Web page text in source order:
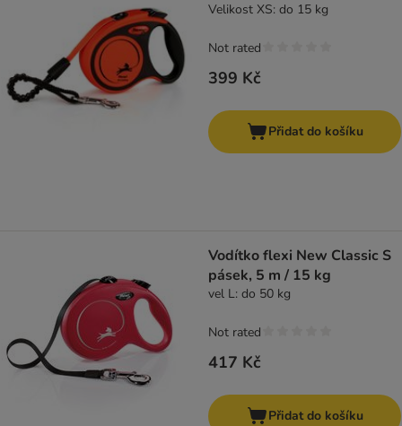
Velikost XS: do 15 kg
399 Kč
Not rated
Přidat do košíku
Vodítko flexi New Classic S
pásek, 5 m / 15 kg
vel L: do 50 kg
417 Kč
Not rated
Přidat do košíku